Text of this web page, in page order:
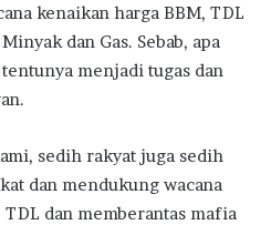
kenaikan harga BBM, TDL
dan Gas. Sebab, apa
menjadi tugas dan
sedih rakyat juga sedih
dan mendukung wacana
dan memberantas mafia